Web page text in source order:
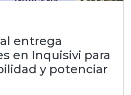
entrega
en Inquisivi para
y potenciar